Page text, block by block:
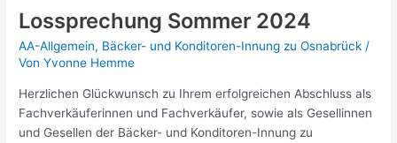
Lossprechung Sommer 2024
AA-Allgemein, Bäcker- und Konditoren-Innung zu Osnabrück /
VonYvonne Hemme
Herzlichen Glückwunsch zu Ihrem erfolgreichen Abschluss als
Fachverkäuferinnen und Fachverkäufer, sowie als Gesellinnen
und Gesellen der Bäcker- und Konditoren-Innung zu